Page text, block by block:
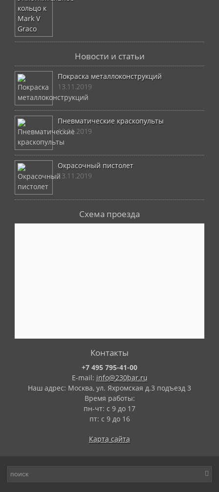
Новости и статьи
Покраска металлоконструкций
13.11.2019
Пневматические краскопульты
13.11.2019
Окрасочный пистолет
13.11.2019
Схема проезда
Контакты
+7 495 795-41-00
E-mail: info@230bar.ru
Наш адрес: Москва, ул. Яхромская д.3 подъезд 3
Время работы:
пн-чт: с 9 до 17
пт: с 9 до 16
Карта сайта